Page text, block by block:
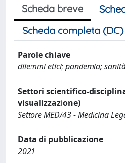
Scheda breve
Scheda completa (DC)
Parole chiave
dilemmi etici; pandemia;
Settori scientifico-
visualizzazione)
Settore MED/43 - Medicina
Data di pubblicazione
2021